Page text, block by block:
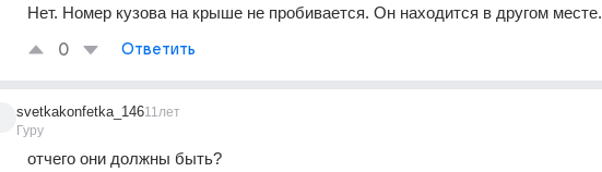
Нет. Номер кузова на крыше не пробивается. Он находится в другом месте.
0 Ответить
svetkakonfetka_146
Гуру
11лет
отчего они должны быть?